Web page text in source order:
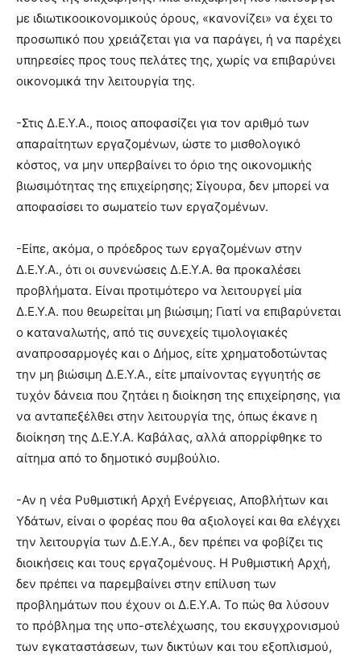
με ιδιωτικοοικονομικούς όρους, «κανονίζει» να έχει το
προσωπικό που χρειάζεται για να παράγει, ή να παρέχει
υπηρεσίες προς τους πελάτες της, χωρίς να επιβαρύνει
οικονομικά την λειτουργία της.
-Στις Δ.Ε.Υ.Α., ποιος αποφασίζει για τον αριθμό των
απαραίτητων εργαζομένων, ώστε το μισθολογικό
κόστος, να μην υπερβαίνει το όριο της οικονομικής
βιωσιμότητας της επιχείρησης; Σίγουρα, δεν μπορεί να
αποφασίσει το σωματείο των εργαζομένων.
-Είπε, ακόμα, ο πρόεδρος των εργαζομένων στην
Δ.Ε.Υ.Α., ότι οι συνενώσεις Δ.Ε.Υ.Α. θα προκαλέσει
προβλήματα. Είναι προτιμότερο να λειτουργεί μία
Δ.Ε.Υ.Α. που θεωρείται μη βιώσιμη; Γιατί να επιβαρύνεται
ο καταναλωτής, από τις συνεχείς τιμολογιακές
αναπροσαρμογές και ο Δήμος, είτε χρηματοδοτώντας
την μη βιώσιμη Δ.Ε.Υ.Α., είτε μπαίνοντας εγγυητής σε
τυχόν δάνεια που ζητάει η διοίκηση της επιχείρησης, για
να ανταπεξέλθει στην λειτουργία της, όπως έκανε η
διοίκηση της Δ.Ε.Υ.Α. Καβάλας, αλλά απορρίφθηκε το
αίτημα από το δημοτικό συμβούλιο.
-Αν η νέα Ρυθμιστική Αρχή Ενέργειας, Αποβλήτων και
Υδάτων, είναι ο φορέας που θα αξιολογεί και θα ελέγχει
την λειτουργία των Δ.Ε.Υ.Α., δεν πρέπει να φοβίζει τις
διοικήσεις και τους εργαζομένους. Η Ρυθμιστική Αρχή,
δεν πρέπει να παρεμβαίνει στην επίλυση των
προβλημάτων που έχουν οι Δ.Ε.Υ.Α. Το πώς θα λύσουν
το πρόβλημα της υπο-στελέχωσης, του εκσυγχρονισμού
των εγκαταστάσεων, των δικτύων και του εξοπλισμού,